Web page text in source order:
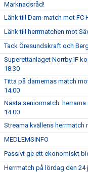
Marknadsråd!
Länk till Dam-match mot FC
Länk till herrmatchen mot
Tack Öresundskraft och
Superettanlaget Norrby IF
18:30
Titta på damernas match
14.00
Nästa seniormatch:
14.00
Streama kvällens herrmatch
MEDLEMSINFO
Passivt ge ett ekonomiskt
Herrmatch på lördag den 24